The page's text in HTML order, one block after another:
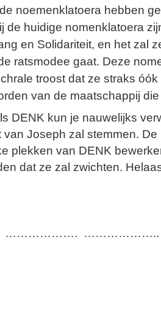
noemenklatoera hebben
de huidige nomenklatoera
en Solidariteit, en het zal
ratsmodee gaat. Deze
troost dat ze straks
van de maatschappij die
DENK kun je nauwelijks
van Joseph zal stemmen.
plekken van DENK
dat ze zal zwichten.
……………….